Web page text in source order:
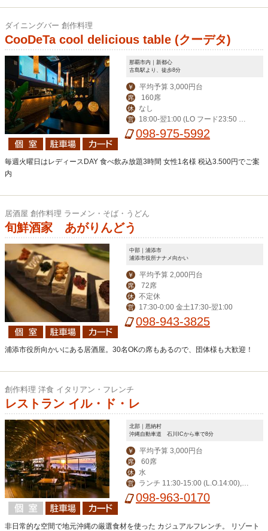
ダイニングバー 創作料理
CooDeTa cool delicious table (クーデタ)
那覇市内｜新都心
古島駅より、徒歩8分
￥ 平均予算 3,000円台
席 160席
休 なし
営
18:00-翌1:00 (LO フード23:50 ド
リンク0:20) 金土祝前18:00-翌2:00 (L
098-975-5992
毎週火曜日はレディースDAY 食べ飲み放題3時間 女性1名様 税込3.500円でご案
内
居酒屋 創作料理 ラーメン・そば・うどん
旬鮮酒家 あがりんどう
中部｜浦添市
浦添市役所ナナメ向かい
￥ 平均予算 2,000円台
席 72席
休 不定休
営 17:30-0:00 金土17:30-翌1:00
098-943-3825
浦添市役所向かいにある居酒屋。30名OKの席もあるので、団体様も大歓迎！
創作料理 洋食 イタリアン・フレンチ
レストラン イル・ド・レ
北部｜恩納村
沖縄自動車道 石川ICから車で8分
￥ 平均予算 3,000円台
席 60席
休 水
営
ランチ 11:30-15:00 (L.O.14:00),デ
ィナー 17:30-23:00 (L.O.21:00)
098-963-0170
非日常的な空間で地元沖縄の厳選食材を使った カジュアルフレンチ。 リゾート